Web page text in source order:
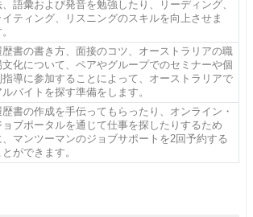
、語彙および発音を勉強したり、リーディング、
イティング、リスニングのスキルを向上させま
歴書の書き方、面接のコツ、オーストラリアの職
文化について、ペアやグループでのセミナーや個
指導に参加することによって、オーストラリアで
ルバイトを探す準備をします。
歴書の作成を手伝ってもらったり、オンライン・
ョブポータルを通じて仕事を探したりするため
、マンツーマンのジョブサポートを2回予約する
とができます。